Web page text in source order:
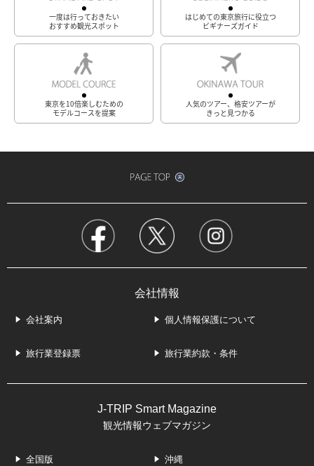
一度は行っておきたい
おすすめ観光スポット
はじめての東京旅行に役立つ
ビギナーズガイド
東京を10倍楽しむための
モデルコースを提案
人気のツアー、格安ツアーが
きっと見つかる
会社情報
会社案内 個人情報保護について
旅行業登録票 旅行業約款・条件
J-TRIP Smart Magazine
観光情報ウェブマガジン
全国版 沖縄